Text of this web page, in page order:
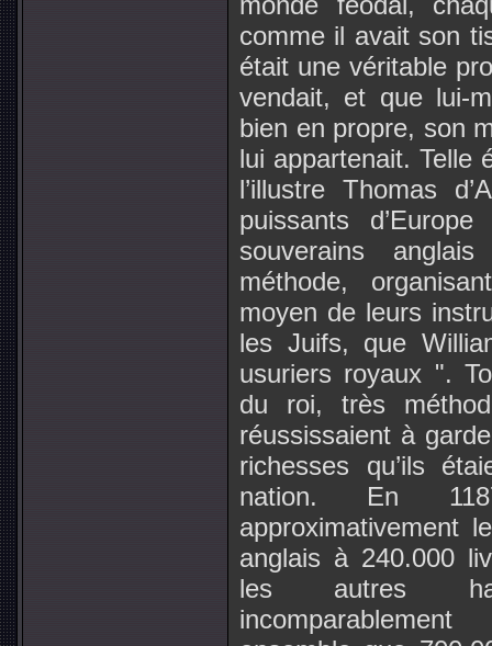
comme il avait son
était une véritable
vendait, et que lui-
bien en propre, son
lui appartenait. Telle
l’illustre Thomas
puissants
souverains
méthode,
moyen de leurs
les Juifs, que
usuriers royaux ".
du roi, très
réussissaient à
richesses qu’ils
nation. En
approximativement
anglais à 240.000
les autres